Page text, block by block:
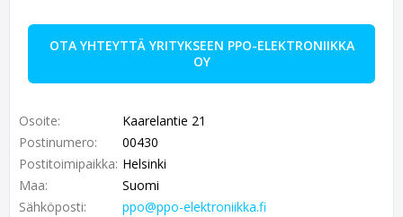
OTA YHTEYTTÄ YRITYKSEEN PPO-ELEKTRONIIKKA
OY
Osoite:
Kaarelantie 21
Postinumero:
00430
Postitoimipaikka: Helsinki
Maa:
Suomi
Sähköposti:
ppo@ppo-elektroniikka.fi